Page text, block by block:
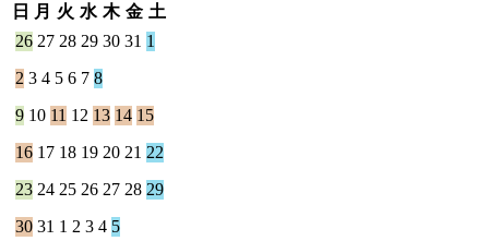
日 月 火 水 木 金 土
26 27 28 29 30 31 1
2 3 4 5 6 7 8
9 10 11 12 13 14 15
16 17 18 19 20 21 22
23 24 25 26 27 28 29
30 31 1 2 3 4 5